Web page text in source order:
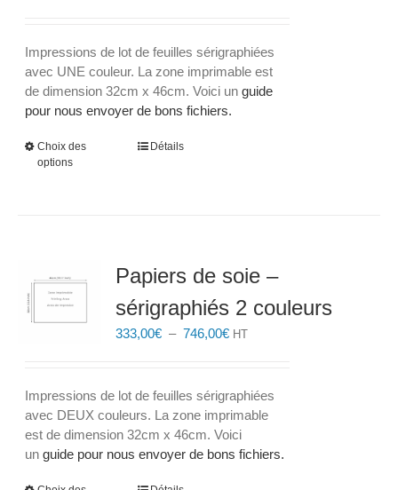
235,00€
à
603,00€
Impressions de lot de feuilles sérigraphiées
avec UNE couleur. La zone imprimable est
de dimension 32cm x 46cm. Voici unguide
pour nous envoyer de bons fichiers.
Choix des
options
Ce
peuvent
être
choisies
sur
du
produit
Détails
Papiers de soie –
sérigraphiés 2 couleurs
333,00€ – 746,00€Plage
333,00€
à
746,00€
HT
Impressions de lot de feuilles sérigraphiées
avec DEUX couleurs. La zone imprimable
est de dimension 32cm x 46cm. Voici
unguide pour nous envoyer de bons fichiers.